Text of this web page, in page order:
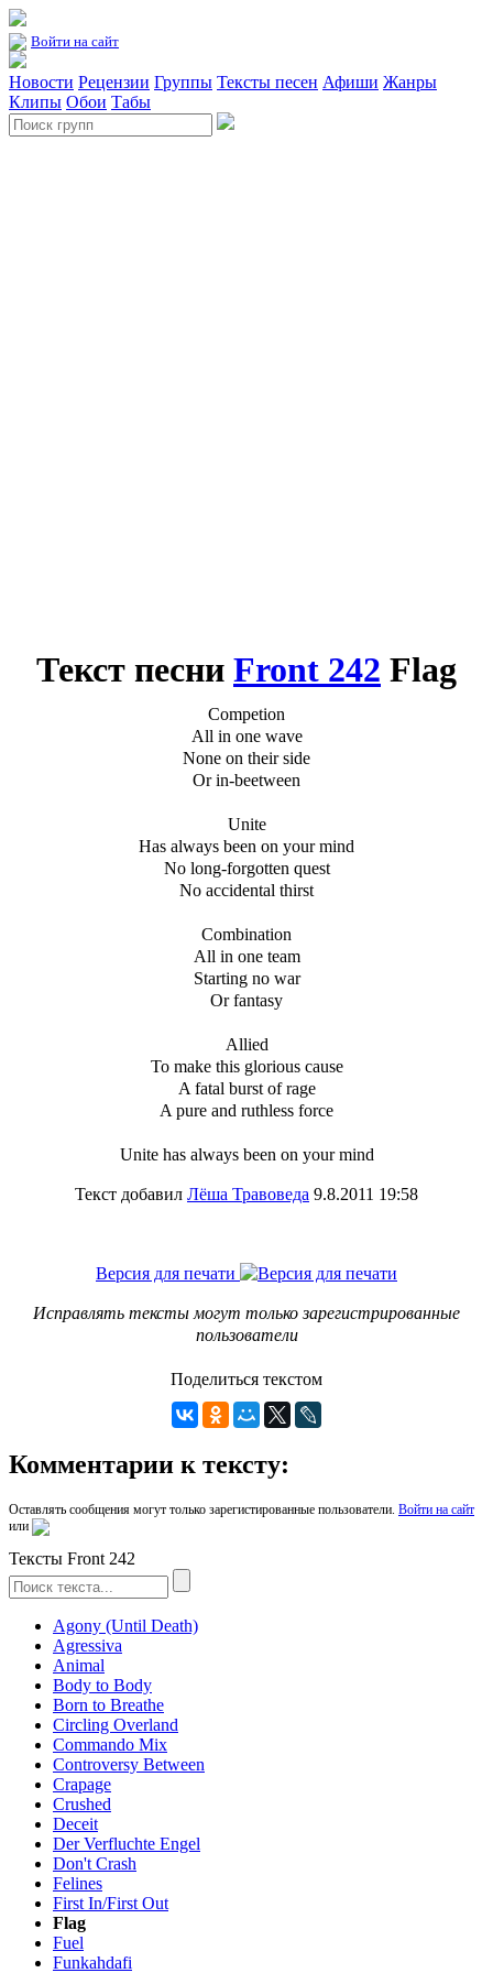
Войти на сайт
Новости Рецензии Группы Тексты песен Афиши Жанры
Клипы Обои Табы
Текст песни Front 242 Flag
Competion
All in one wave
None on their side
Or in-beetween
Unite
Has always been on your mind
No long-forgotten quest
No accidental thirst
Combination
All in one team
Starting no war
Or fantasy
Allied
To make this glorious cause
A fatal burst of rage
A pure and ruthless force
Unite has always been on your mind
Текст добавил Лёша Травоведа 9.8.2011 19:58
Версия для печати
Исправлять тексты могут только зарегистрированные
пользователи
Поделиться текстом
Комментарии к тексту:
Оставлять сообщения могут только зарегистированные пользователи. Войти на сайт
или
Тексты Front 242
Agony (Until Death)
Agressiva
Animal
Body to Body
Born to Breathe
Circling Overland
Commando Mix
Controversy Between
Crapage
Crushed
Deceit
Der Verfluchte Engel
Don't Crash
Felines
First In/First Out
Flag
Fuel
Funkahdafi